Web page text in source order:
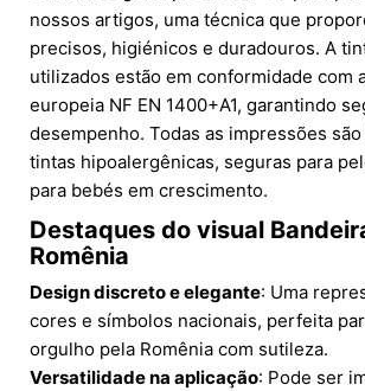
nossos artigos, uma técnica que
precisos, higiénicos e duradouros. A
utilizados estão em conformidade com
europeia NF EN 1400+A1, garantindo
desempenho. Todas as impressões
tintas hipoalergênicas, seguras para
para bebés em crescimento.
Destaques do visual
Romênia
Design discreto e elegante: Uma
cores e símbolos nacionais, perfeita
orgulho pela Romênia com sutileza.
Versatilidade na aplicação: Pode ser